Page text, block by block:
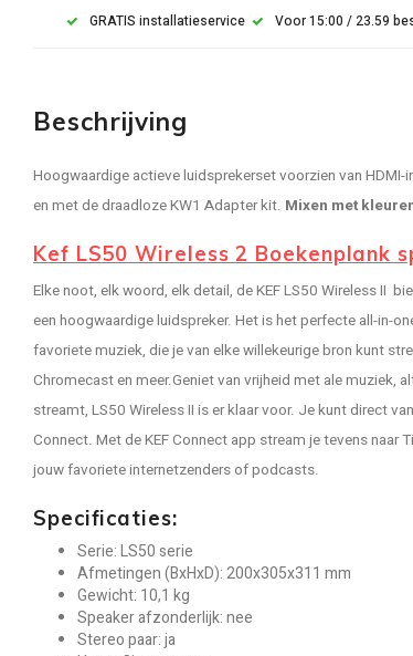
GRATIS installatieservice Voor 15:00 / 23.59
Beschrijving
Hoogwaardige actieve luidsprekerset voorzien van
en met de draadloze KW1 Adapter kit. Mixen met
Kef LS50 Wireless 2 Boekenplank
Elke noot, elk woord, elk detail, de KEF LS50 Wireless II
een hoogwaardige luidspreker. Het is het perfecte all-in-
favoriete muziek, die je van elke willekeurige bron kunt
Chromecast en meer.Geniet van vrijheid met ale muziek,
streamt, LS50 Wireless II is er klaar voor. Je kunt direct
Connect. Met de KEF Connect app stream je tevens naar
jouw favoriete internetzenders of podcasts.
Specificaties:
Serie: LS50 serie
Afmetingen (BxHxD): 200x305x311 mm
Gewicht: 10,1 kg
Speaker afzonderlijk: nee
Stereo paar: ja